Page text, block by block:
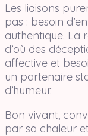
Les liaisons
pas : besoin
authentique. La
d’où des
affective et
un partenaire
d’humeur.
Bon vivant,
par sa chaleur